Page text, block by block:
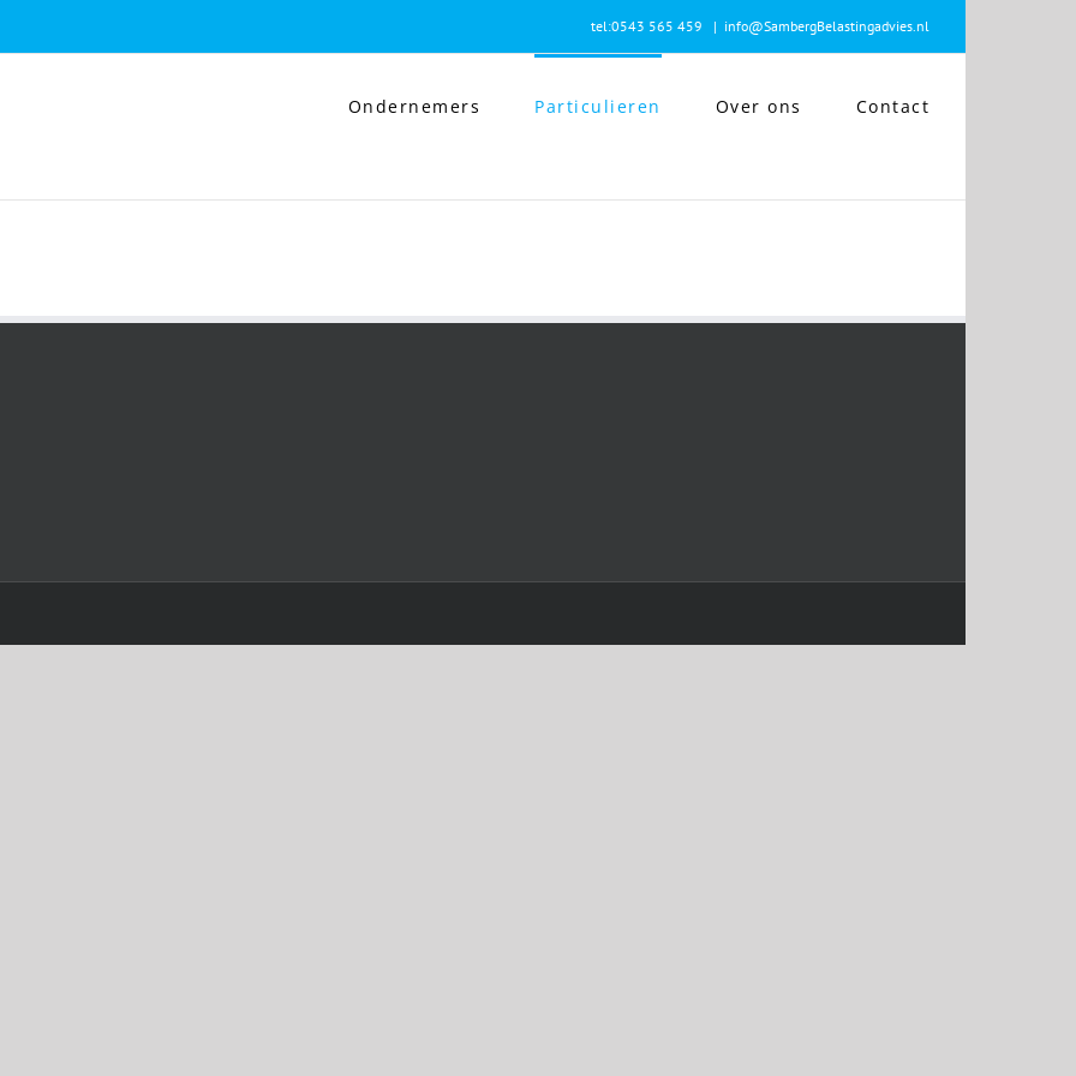
tel:0543 565 459 | info@SambergBelastingadvies.nl
Ondernemers Particulieren Over ons Contact